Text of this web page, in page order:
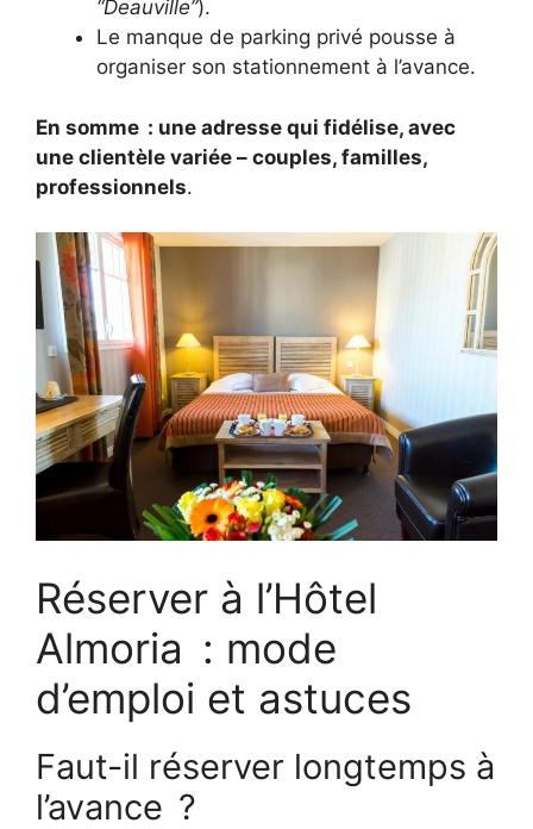
“Deauville”).
Le manque de parking privé pousse à
organiser son stationnement à l’avance.
En somme : une adresse qui fidélise, avec
une clientèle variée – couples, familles,
professionnels.
Réserver à l’Hôtel
Almoria : mode
d’emploi et astuces
Faut-il réserver longtemps à
l’avance ?